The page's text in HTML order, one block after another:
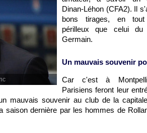
Dinan-Léhon (CFA2). Il
bons tirages, en
périlleux que celui du
Germain.
Un mauvais souvenir
Car c'est à
Parisiens feront leur
mauvais souvenir au club de la
saison dernière par les hommes de